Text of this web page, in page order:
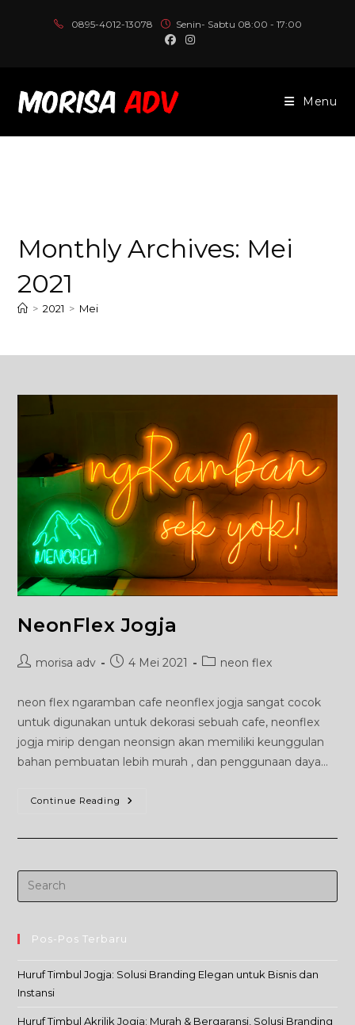
0895-4012-13078 Senin- Sabtu 08:00 - 17:00
Menu
Monthly Archives: Mei
2021
> 2021 > Mei
NeonFlex Jogja
Postmorisa adv
Post4 Mei 2021
Postneon flex
neon flex ngaramban cafe neonflex jogja sangat cocok
untuk digunakan untuk dekorasi sebuah cafe, neonflex
jogja mirip dengan neonsign akan memiliki keunggulan
bahan pembuatan lebih murah , dan penggunaan daya…
Continue Reading NeonFlex
Pos-Pos Terbaru
Huruf Timbul Jogja: Solusi Branding Elegan untuk Bisnis dan
Instansi
Huruf Timbul Akrilik Jogja: Murah & Bergaransi, Solusi Branding